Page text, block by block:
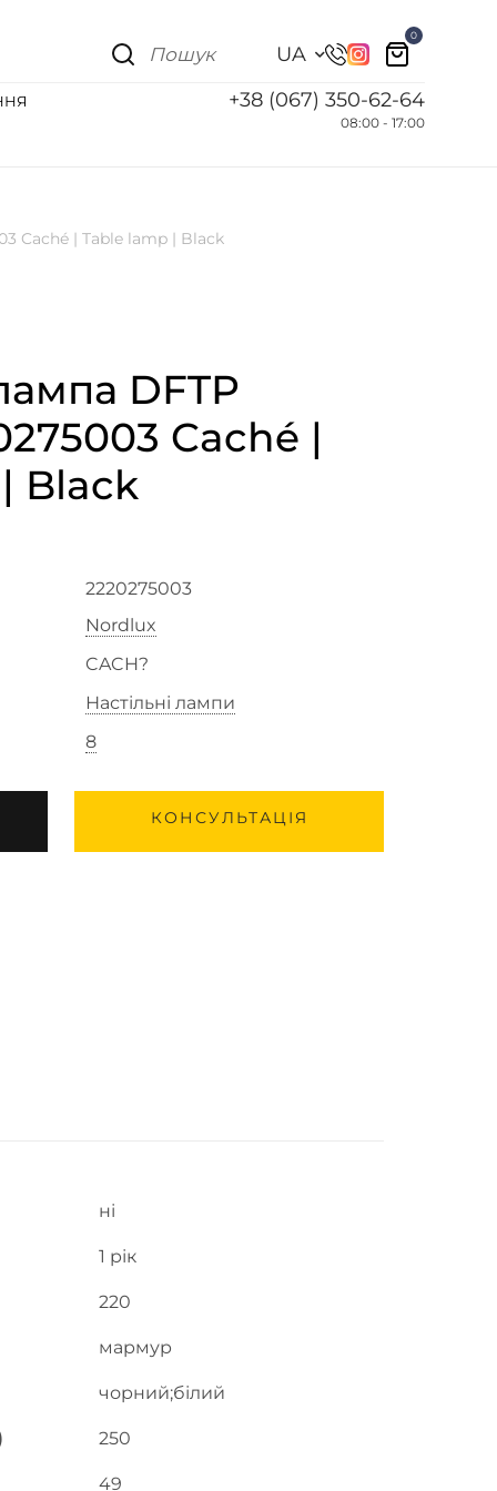
UA
0
+38 (067) 350-62-64
08:00 - 17:00
Caché | Table lamp | Black
DFTP
Caché |
Black
2220275003
Nordlux
CACH?
Настільні лампи
8
КОНСУЛЬТАЦІЯ
ні
1 рік
220
мармур
чорний;білий
250
49